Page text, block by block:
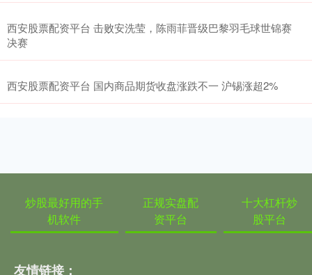
西安股票配资平台 击败安洗莹，陈雨菲晋级巴黎羽毛球世锦赛
决赛
西安股票配资平台 国内商品期货收盘涨跌不一 沪锡涨超2%
炒股最好用的手
机软件
正规实盘配
资平台
十大杠杆炒
股平台
友情链接：